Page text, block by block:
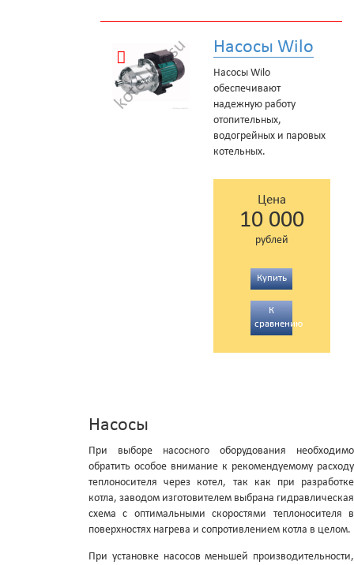
Насосы Wilo
Насосы Wilo
обеспечивают
надежную работу
отопительных,
водогрейных и паровых
котельных.
Цена
10 000
рублей
Купить
К
сравнению
Насосы
При выборе насосного оборудования необходимо
обратить особое внимание к рекомендуемому расходу
теплоносителя через котел, так как при разработке
котла, заводом изготовителем выбрана гидравлическая
схема с оптимальными скоростями теплоносителя в
поверхностях нагрева и сопротивлением котла в целом.
При установке насосов меньшей производительности,